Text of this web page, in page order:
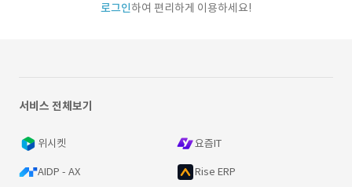
로그인하여 편리하게 이용하세요!
서비스 전체보기
위시켓 요즘IT
AIDP - AX Rise ERP